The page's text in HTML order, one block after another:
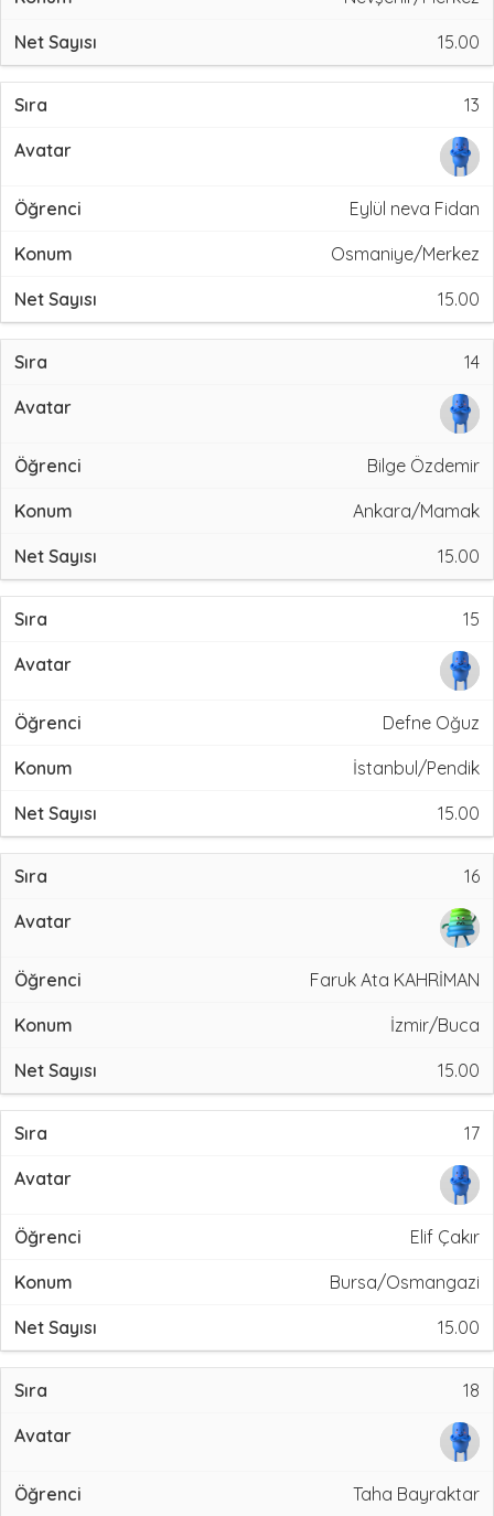
15.00
13
Eylül neva Fidan
Osmaniye/Merkez
15.00
14
Bilge Özdemir
Ankara/Mamak
15.00
15
Defne Oğuz
İstanbul/Pendik
15.00
16
Faruk Ata KAHRİMAN
İzmir/Buca
15.00
17
Elif Çakır
Bursa/Osmangazi
15.00
18
Taha Bayraktar